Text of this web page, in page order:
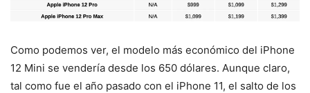
Como podemos ver, el modelo más económico del iPhone
12 Mini se vendería desde los 650 dólares. Aunque claro,
tal como fue el año pasado con el iPhone 11, el salto de los